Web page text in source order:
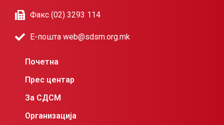
Факс (02) 3293 114
Е-пошта web@sdsm.org.mk
Почетна
Прес центар
За СДСМ
Организација